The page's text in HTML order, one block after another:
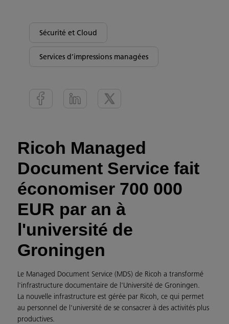
Sécurité et Cloud
Services d’impressions managées
Ricoh Managed
Document Service fait
économiser 700 000
EUR par an à
l'université de
Groningen
Le Managed Document Service (MDS) de Ricoh a transformé
l'infrastructure documentaire de l'Université de Groningen.
La nouvelle infrastructure est gérée par Ricoh, ce qui permet
au personnel de l'université de se consacrer à des activités plus
productives.